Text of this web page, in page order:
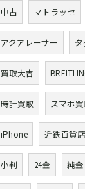
中古 マトラッセ
アクアレーサー
買取大吉
時計買取 スマホ
iPhone 近鉄百貨店
小判 24金 純金